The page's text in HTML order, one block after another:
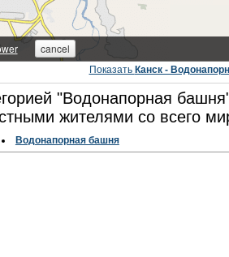
Показать Канск -
"Водонапорная
жителями со всего
Водонапорная башня